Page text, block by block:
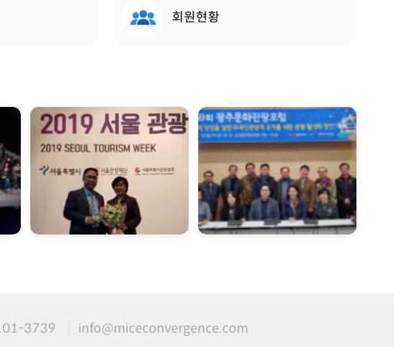
회원현황
서울관광대상 수상 |
2019. 12. 04
광주문화관광포럼 |
2019. 11. 18
3739 info@miceconvergence.com